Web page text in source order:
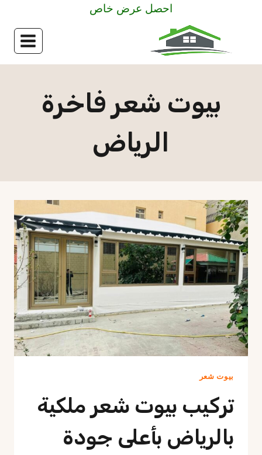
احصل عرض خاص
بيوت شعر فاخرة
الرياض
بيوت شعر
تركيب بيوت شعر ملكية
بالرياض بأعلى جودة